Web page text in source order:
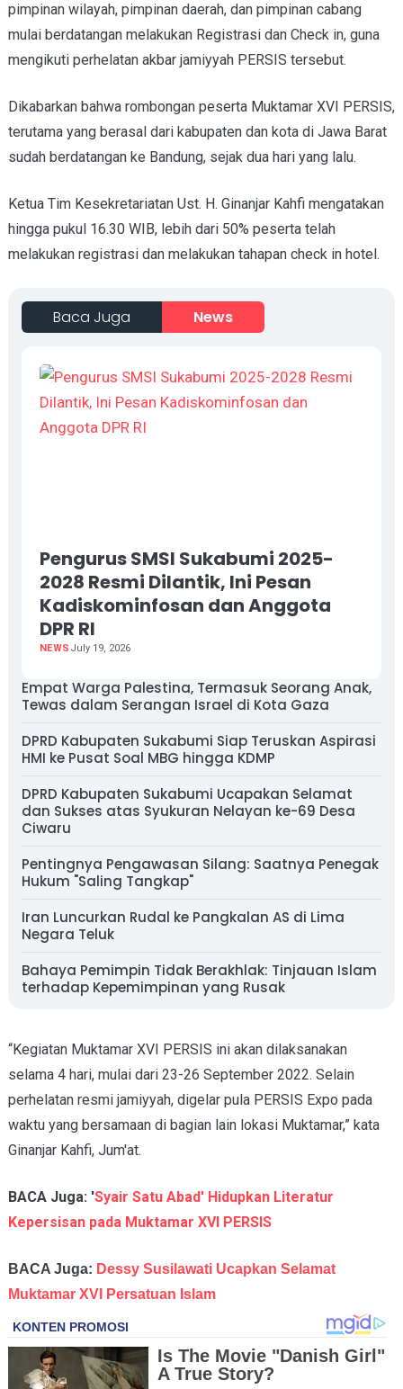
pimpinan wilayah, pimpinan daerah, dan pimpinan cabang
mulai berdatangan melakukan Registrasi dan Check in, guna
mengikuti perhelatan akbar jamiyyah PERSIS tersebut.
Dikabarkan bahwa rombongan peserta Muktamar XVI PERSIS,
terutama yang berasal dari kabupaten dan kota di Jawa Barat
sudah berdatangan ke Bandung, sejak dua hari yang lalu.
Ketua Tim Kesekretariatan Ust. H. Ginanjar Kahfi mengatakan
hingga pukul 16.30 WIB, lebih dari 50% peserta telah
melakukan registrasi dan melakukan tahapan check in hotel.
Baca Juga News
Pengurus SMSI Sukabumi 2025-
2028 Resmi Dilantik, Ini Pesan
Kadiskominfosan dan Anggota
DPR RI
NEWS July 19, 2026
Empat Warga Palestina, Termasuk Seorang Anak,
Tewas dalam Serangan Israel di Kota Gaza
DPRD Kabupaten Sukabumi Siap Teruskan Aspirasi
HMI ke Pusat Soal MBG hingga KDMP
DPRD Kabupaten Sukabumi Ucapakan Selamat
dan Sukses atas Syukuran Nelayan ke-69 Desa
Ciwaru
Pentingnya Pengawasan Silang: Saatnya Penegak
Hukum "Saling Tangkap"
Iran Luncurkan Rudal ke Pangkalan AS di Lima
Negara Teluk
Bahaya Pemimpin Tidak Berakhlak: Tinjauan Islam
terhadap Kepemimpinan yang Rusak
“Kegiatan Muktamar XVI PERSIS ini akan dilaksanakan
selama 4 hari, mulai dari 23-26 September 2022. Selain
perhelatan resmi jamiyyah, digelar pula PERSIS Expo pada
waktu yang bersamaan di bagian lain lokasi Muktamar,” kata
Ginanjar Kahfi, Jum'at.
BACA Juga: 'Syair Satu Abad' Hidupkan Literatur
Kepersisan pada Muktamar XVI PERSIS
BACA Juga: Dessy Susilawati Ucapkan Selamat
Muktamar XVI Persatuan Islam